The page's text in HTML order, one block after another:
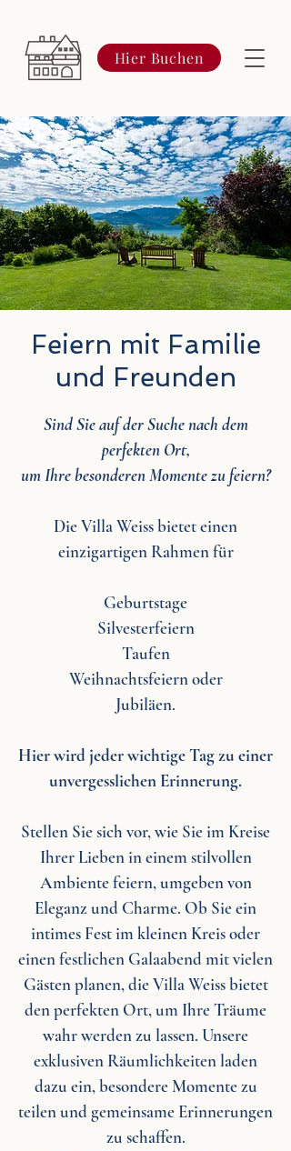
Hier Buchen
Feiern mit Familie
und Freunden
Sind Sie auf der Suche nach dem
perfekten Ort,
um Ihre besonderen Momente zu feiern?
Die Villa Weiss bietet einen
einzigartigen Rahmen für
Geburtstage
Silvesterfeiern
Taufen
Weihnachtsfeiern oder
Jubiläen.
Hier wird jeder wichtige Tag zu einer
unvergesslichen Erinnerung.
Stellen Sie sich vor, wie Sie im Kreise
Ihrer Lieben in einem stilvollen
Ambiente feiern, umgeben von
Eleganz und Charme. Ob Sie ein
intimes Fest im kleinen Kreis oder
einen festlichen Galaabend mit vielen
Gästen planen, die Villa Weiss bietet
den perfekten Ort, um Ihre Träume
wahr werden zu lassen. Unsere
exklusiven Räumlichkeiten laden
dazu ein, besondere Momente zu
teilen und gemeinsame Erinnerungen
zu schaffen.